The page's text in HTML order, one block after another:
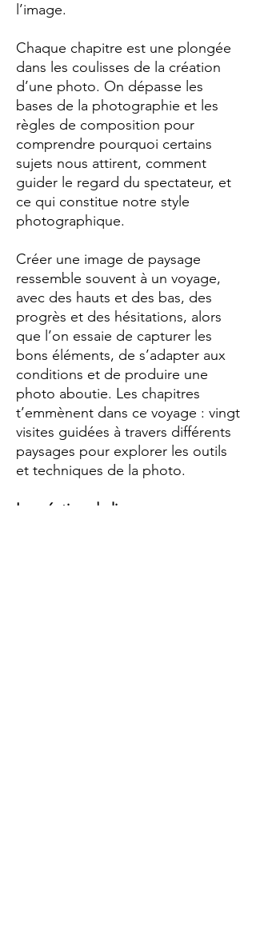
l’image.
Chaque chapitre est une plongée
dans les coulisses de la création
d’une photo. On dépasse les
bases de la photographie et les
règles de composition pour
comprendre pourquoi certains
sujets nous attirent, comment
guider le regard du spectateur, et
ce qui constitue notre style
photographique.
Créer une image de paysage
ressemble souvent à un voyage,
avec des hauts et des bas, des
progrès et des hésitations, alors
que l’on essaie de capturer les
bons éléments, de s’adapter aux
conditions et de produire une
photo aboutie. Les chapitres
t’emmènent dans ce voyage : vingt
visites guidées à travers différents
paysages pour explorer les outils
et techniques de la photo.
La création du livre